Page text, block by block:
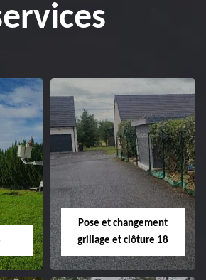
Pose et changement
grillage et clôture 18